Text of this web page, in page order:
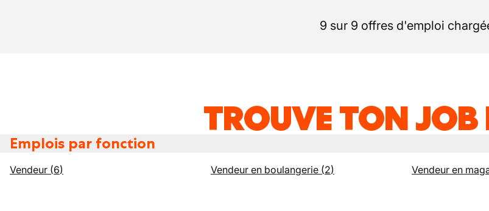
9 sur 9 offres d'emploi
TROUVE TON JOB
Emplois par fonction
Vendeur (6) Vendeur en boulangerie (2) Vendeur en